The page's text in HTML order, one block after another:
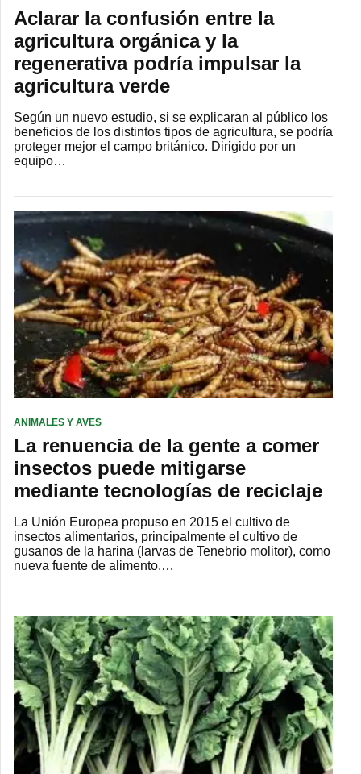
Aclarar la confusión entre la
agricultura orgánica y la
regenerativa podría impulsar la
agricultura verde
Según un nuevo estudio, si se explicaran al público los
beneficios de los distintos tipos de agricultura, se podría
proteger mejor el campo británico. Dirigido por un
equipo…
ANIMALES Y AVES
La renuencia de la gente a comer
insectos puede mitigarse
mediante tecnologías de reciclaje
La Unión Europea propuso en 2015 el cultivo de
insectos alimentarios, principalmente el cultivo de
gusanos de la harina (larvas de Tenebrio molitor), como
nueva fuente de alimento.…